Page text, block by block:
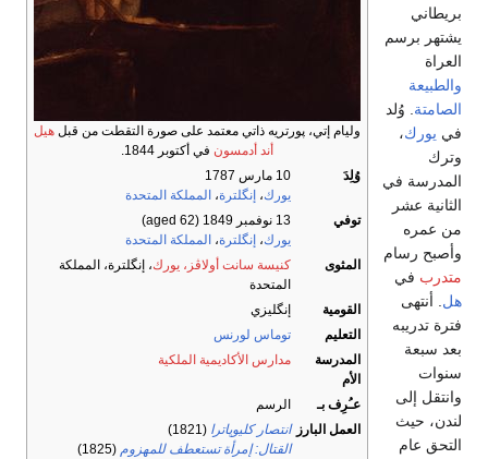
وليام إتي، پورتريه ذاتي معتمد على صورة التقطت من قبل هيل
أند أدمسون في أكتوبر 1844.
وُلِدَ
10 مارس 1787
يورك، إنگلترة، المملكة المتحدة
توفي
13 نوفمبر 1849
(aged 62)
يورك، إنگلترة، المملكة المتحدة
المثوى
كنيسة سانت أولاڤز، يورك، إنگلترة، المملكة
المتحدة
القومية
إنگليزي
التعليم
توماس لورنس
المدرسة
الأم
مدارس الأكاديمية الملكية
عـُرِف بـ
الرسم
العمل البارز انتصار كليوپاترا (1821)
القتال: إمرأة تستعطف للمهزوم (1825)
بريطاني
يشتهر برسم
العراة
والطبيعة
الصامتة . وُلد
في يورك،
وترك
المدرسة في
الثانية عشر
من عمره
وأصبح رسام
متدرب في
هل . أنتهى
فترة تدريبه
بعد سبعة
سنوات
وانتقل إلى
لندن، حيث
التحق عام